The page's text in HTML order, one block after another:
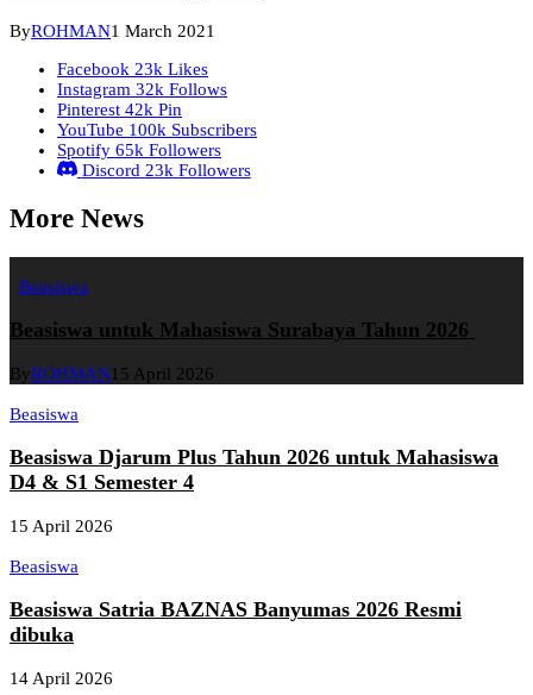
ByROHMAN1 March 2021
Facebook 23k Likes
Instagram 32k Follows
Pinterest 42k Pin
YouTube 100k Subscribers
Spotify 65k Followers
Discord 23k Followers
More News
Beasiswa
Beasiswa untuk Mahasiswa Surabaya Tahun 2026
ByROHMAN15 April 2026
Beasiswa
Beasiswa Djarum Plus Tahun 2026 untuk Mahasiswa
D4 & S1 Semester 4
15 April 2026
Beasiswa
Beasiswa Satria BAZNAS Banyumas 2026 Resmi
dibuka
14 April 2026